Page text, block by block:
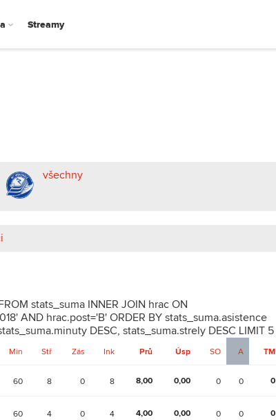
Streamy
všechny
stats_suma INNER JOIN hrac ON
AND hrac.post='B' ORDER BY stats_suma.asistence
DESC, stats_suma.strely DESC LIMIT 5
Min Stř Zás Ink Prů Úsp SO A TM
60 8 0 8 8,00 0,00 0 0 0
60 4 0 4 4,00 0,00 0 0 0